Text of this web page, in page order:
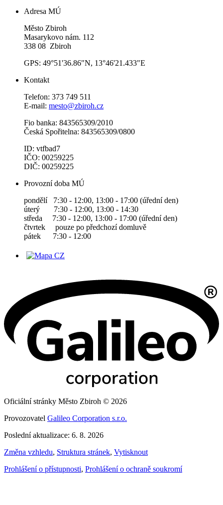
Adresa MÚ
Město Zbiroh
Masarykovo nám. 112
338 08 Zbiroh
GPS: 49°51'36.86"N, 13°46'21.433"E
Kontakt
Telefon: 373 749 511
E-mail: mesto@zbiroh.cz
Fio banka: 843565309/2010
Česká Spořitelna: 843565309/0800
ID: vtfbad7
IČO: 00259225
DIČ: 00259225
Provozní doba MÚ
pondělí 7:30 - 12:00, 13:00 - 17:00 (úřední den)
úterý 7:30 - 12:00, 13:00 - 14:30
středa 7:30 - 12:00, 13:00 - 17:00 (úřední den)
čtvrtek pouze po předchozí domluvě
pátek 7:30 - 12:00
Oficiální stránky Město Zbiroh © 2026
Provozovatel Galileo Corporation s.r.o.
Poslední aktualizace: 6. 8. 2026
Změna vzhledu, Struktura stránek, Vytisknout
Prohlášení o přístupnosti, Prohlášení o ochraně soukromí